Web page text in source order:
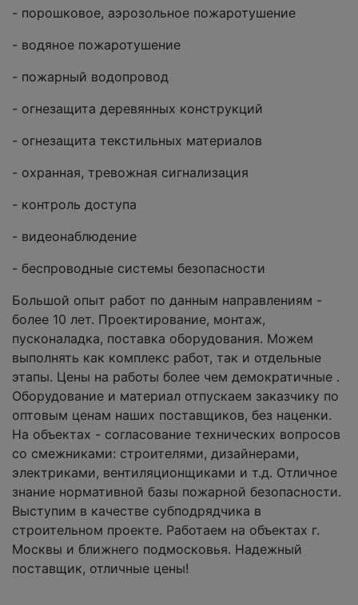
- порошковое, аэрозольное пожаротушение
- водяное пожаротушение
- пожарный водопровод
- огнезащита деревянных конструкций
- огнезащита текстильных материалов
- охранная, тревожная сигнализация
- контроль доступа
- видеонаблюдение
- беспроводные системы безопасности
Большой опыт работ по данным направлениям -
более 10 лет. Проектирование, монтаж,
пусконаладка, поставка оборудования. Можем
выполнять как комплекс работ, так и отдельные
этапы. Цены на работы более чем демократичные .
Оборудование и материал отпускаем заказчику по
оптовым ценам наших поставщиков, без наценки.
На объектах - согласование технических вопросов
со смежниками: строителями, дизайнерами,
электриками, вентиляционщиками и т.д. Отличное
знание нормативной базы пожарной безопасности.
Выступим в качестве субподрядчика в
строительном проекте. Работаем на объектах г.
Москвы и ближнего подмосковья. Надежный
поставщик, отличные цены!